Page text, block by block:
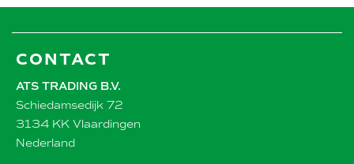
CONTACT
ATS TRADING B.V.
Schiedamsedijk 72
3134 KK Vlaardingen
Nederland